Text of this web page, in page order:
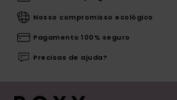
Nosso compromisso ecológico
Pagamento 100% seguro
Precisas de ajuda?